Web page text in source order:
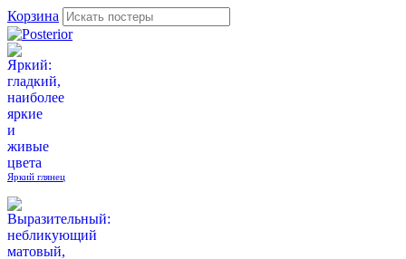
Корзина
Яркий глянец